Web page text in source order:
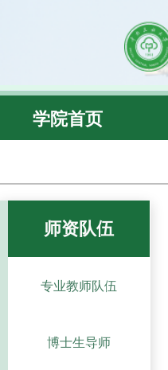
学院首页
师资队伍
专业教师队伍
博士生导师